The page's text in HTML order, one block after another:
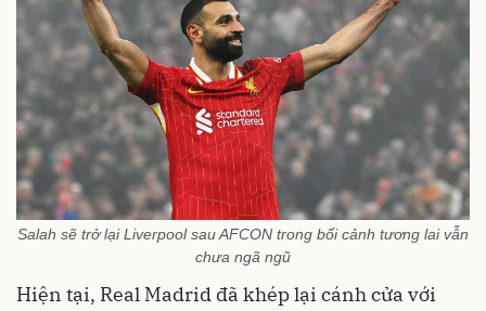
Salah sẽ trở lại Liverpool sau AFCON trong bối cảnh tương lai vẫn
chưa ngã ngũ
Hiện tại, Real Madrid đã khép lại cánh cửa với